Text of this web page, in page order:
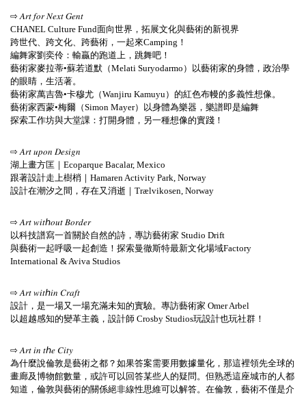
⇨ 𝐴𝑟𝑡 𝑓𝑜𝑟 𝑁𝑒𝑥𝑡 𝐺𝑒𝑛𝑡
CHANEL Culture Fund面向世界，拓展文化與藝術的新視界
跨世代、跨文化、跨藝術，一起來Camping！
編舞家劉奕伶：輸贏的跑道上，跳舞吧！
藝術家麥拉蒂•蘇若道默（Melati Suryodarmo）以藝術家的身體，政治學
的眼睛，生活著。
藝術家萬吉魯•卡穆尤（Wanjiru Kamuyu）的紅色布幔的多義性想像。
藝術家西蒙•梅爾（Simon Mayer）以身體為樂器，樂譜即是編舞
探索工作坊與大堂課：打開身體，另一種想像的實踐！
⇨ 𝐴𝑟𝑡 𝑢𝑝𝑜𝑛 𝐷𝑒𝑠𝑖𝑔𝑛
湖上畫方匡｜Ecoparque Bacalar, Mexico
跟著設計走上樹梢｜Hamaren Activity Park, Norway
設計在潮汐之間，存在又消逝｜Trælvikosen, Norway
⇨ 𝐴𝑟𝑡 𝑤𝑖𝑡ℎ𝑜𝑢𝑡 𝐵𝑜𝑟𝑑𝑒𝑟
以科技譜寫一首關於自然的詩，專訪藝術家 Studio Drift
與藝術一起呼吸一起創造！探索曼徹斯特最新文化場域Factory
International & Aviva Studios
⇨ 𝐴𝑟𝑡 𝑤𝑖𝑡ℎ𝑖𝑛 𝐶𝑟𝑎𝑓𝑡
設計，是一場又一場充滿未知的實驗。專訪藝術家 Omer Arbel
以超越感知的變革主義，設計師 Crosby Studios玩設計也玩社群！
⇨𝐴𝑟𝑡 𝑖𝑛 𝑡ℎ𝑒 𝐶𝑖𝑡𝑦
為什麼說倫敦是藝術之都？如果答案需要用數據量化，那這裡領先全球的
畫廊及博物館數量，或許可以回答某些人的疑問。但熟悉這座城市的人都
知道，倫敦與藝術的關係絕非線性思維可以解答。在倫敦，藝術不僅是介